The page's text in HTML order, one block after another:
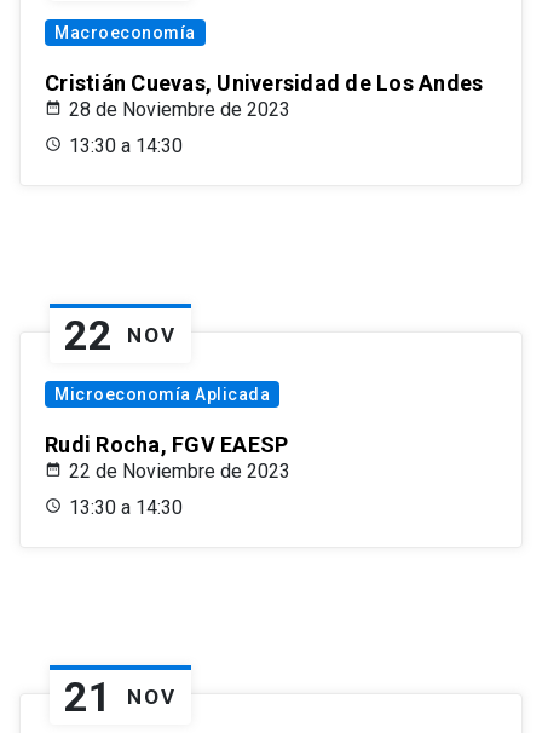
Macroeconomía
Cristián Cuevas, Universidad de Los Andes
28 de Noviembre de 2023
13:30 a 14:30
22 NOV
Microeconomía Aplicada
Rudi Rocha, FGV EAESP
22 de Noviembre de 2023
13:30 a 14:30
21 NOV